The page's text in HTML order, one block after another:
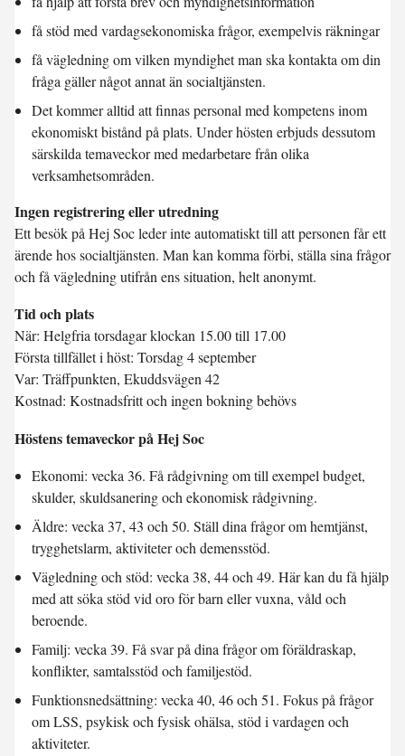
få stöd med vardagsekonomiska frågor, exempelvis räkningar
få vägledning om vilken myndighet man ska kontakta om din
fråga gäller något annat än socialtjänsten.
Det kommer alltid att finnas personal med kompetens inom
ekonomiskt bistånd på plats. Under hösten erbjuds dessutom
särskilda temaveckor med medarbetare från olika
verksamhetsområden.
Ingen registrering eller utredning
Ett besök på Hej Soc leder inte automatiskt till att personen får ett
ärende hos socialtjänsten. Man kan komma förbi, ställa sina frågor
och få vägledning utifrån ens situation, helt anonymt.
Tid och plats
När: Helgfria torsdagar klockan 15.00 till 17.00
Första tillfället i höst: Torsdag 4 september
Var: Träffpunkten, Ekuddsvägen 42
Kostnad: Kostnadsfritt och ingen bokning behövs
Höstens temaveckor på Hej Soc
Ekonomi: vecka 36. Få rådgivning om till exempel budget,
skulder, skuldsanering och ekonomisk rådgivning.
Äldre: vecka 37, 43 och 50. Ställ dina frågor om hemtjänst,
trygghetslarm, aktiviteter och demensstöd.
Vägledning och stöd: vecka 38, 44 och 49. Här kan du få hjälp
med att söka stöd vid oro för barn eller vuxna, våld och
beroende.
Familj: vecka 39. Få svar på dina frågor om föräldraskap,
konflikter, samtalsstöd och familjestöd.
Funktionsnedsättning: vecka 40, 46 och 51. Fokus på frågor
om LSS, psykisk och fysisk ohälsa, stöd i vardagen och
aktiviteter.